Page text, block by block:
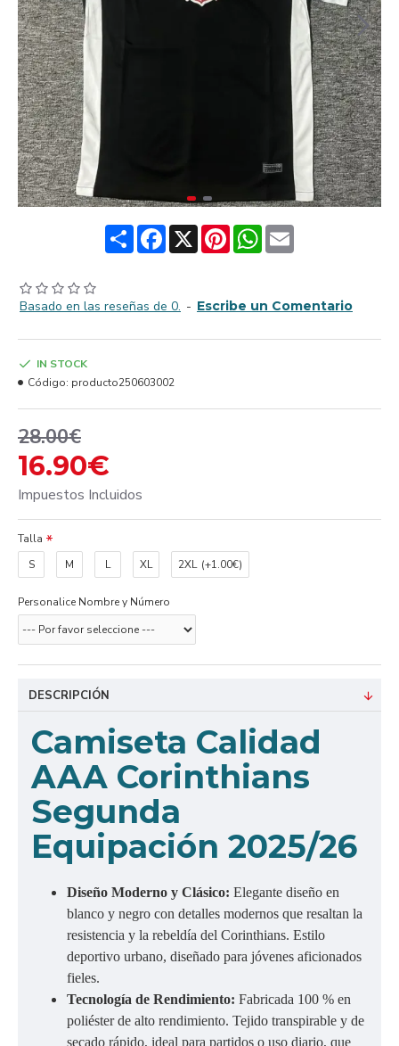
ShareFacebook
X PinterestWhatsApp
Email
Basado en las reseñas de 0. - Escribe un Comentario
16.90€
28.00€
Impuestos Incluidos
IN STOCK
Código: producto250603002
Talla
S
M L XL 2XL (+1.00€)
Personalice Nombre y Número
DESCRIPCIÓN
Camiseta Calidad
AAA Corinthians
Segunda
Equipación 2025/26
Diseño Moderno y Clásico: Elegante diseño en
blanco y negro con detalles modernos que resaltan la
resistencia y la rebeldía del Corinthians. Estilo
deportivo urbano, diseñado para jóvenes aficionados
fieles.
Tecnología de Rendimiento: Fabricada 100 % en
poliéster de alto rendimiento. Tejido transpirable y de
secado rápido, ideal para partidos o uso diario, que